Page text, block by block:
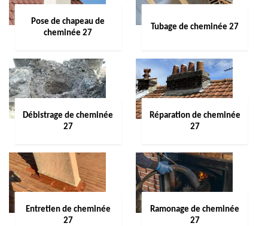
Pose de chapeau de
cheminée 27
Tubage de cheminée 27
Débistrage de cheminée
27
Réparation de cheminée
27
Entretien de cheminée
27
Ramonage de cheminée
27